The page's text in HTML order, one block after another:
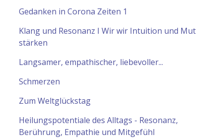
Gedanken in Corona Zeiten 1
Klang und Resonanz I Wir wir Intuition und Mut
stärken
Langsamer, empathischer, liebevoller...
Schmerzen
Zum Weltglückstag
Heilungspotentiale des Alltags - Resonanz,
Berührung, Empathie und Mitgefühl